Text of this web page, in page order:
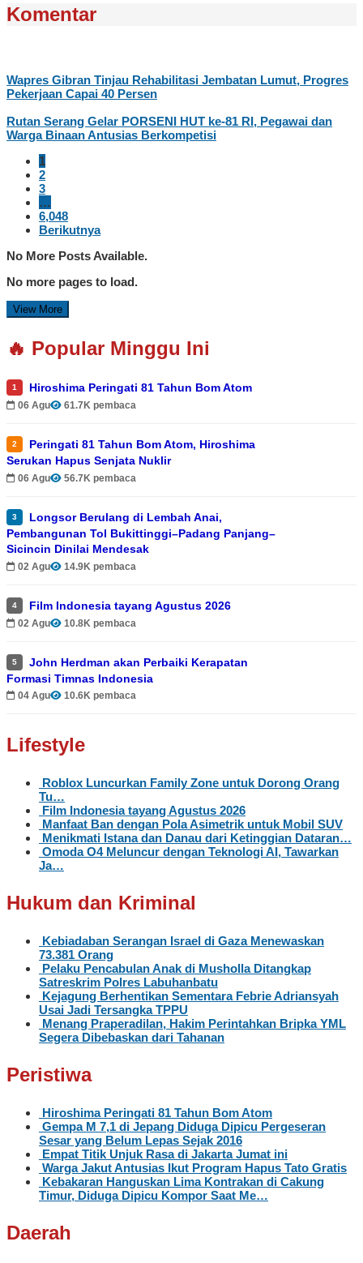
Komentar
Wapres Gibran Tinjau Rehabilitasi Jembatan Lumut, Progres
Pekerjaan Capai 40 Persen
Rutan Serang Gelar PORSENI HUT ke-81 RI, Pegawai dan
Warga Binaan Antusias Berkompetisi
1
2
3
…
6,048
Berikutnya
No More Posts Available.
No more pages to load.
View More
🔥 Popular Minggu Ini
1 Hiroshima Peringati 81 Tahun Bom Atom
06 Agu 61.7K pembaca
2
Peringati 81 Tahun Bom Atom, Hiroshima
Serukan Hapus Senjata Nuklir
06 Agu 56.7K pembaca
3
Longsor Berulang di Lembah Anai,
Pembangunan Tol Bukittinggi–Padang Panjang–
Sicincin Dinilai Mendesak
02 Agu 14.9K pembaca
4 Film Indonesia tayang Agustus 2026
02 Agu 10.8K pembaca
5
John Herdman akan Perbaiki Kerapatan
Formasi Timnas Indonesia
04 Agu 10.6K pembaca
Lifestyle
Roblox Luncurkan Family Zone untuk Dorong Orang
Tu…
Film Indonesia tayang Agustus 2026
Manfaat Ban dengan Pola Asimetrik untuk Mobil SUV
Menikmati Istana dan Danau dari Ketinggian Dataran…
Omoda O4 Meluncur dengan Teknologi AI, Tawarkan
Ja…
Hukum dan Kriminal
Kebiadaban Serangan Israel di Gaza Menewaskan
73.381 Orang
Pelaku Pencabulan Anak di Musholla Ditangkap
Satreskrim Polres Labuhanbatu
Kejagung Berhentikan Sementara Febrie Adriansyah
Usai Jadi Tersangka TPPU
Menang Praperadilan, Hakim Perintahkan Bripka YML
Segera Dibebaskan dari Tahanan
Peristiwa
Hiroshima Peringati 81 Tahun Bom Atom
Gempa M 7,1 di Jepang Diduga Dipicu Pergeseran
Sesar yang Belum Lepas Sejak 2016
Empat Titik Unjuk Rasa di Jakarta Jumat ini
Warga Jakut Antusias Ikut Program Hapus Tato Gratis
Kebakaran Hanguskan Lima Kontrakan di Cakung
Timur, Diduga Dipicu Kompor Saat Me…
Daerah